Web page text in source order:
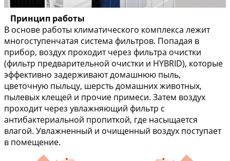
Принцип работы
В основе работы климатического комплекса лежит
многоступенчатая система фильтров. Попадая в
прибор, воздух проходит через фильтра очистки
(фильтр предварительной очистки и HYBRID), которые
эффективно задерживают домашнюю пыль,
цветочную пыльцу, шерсть домашних животных,
пылевых клещей и прочие примеси. Затем воздух
проходит через увлажняющий фильтр с
антибактериальной пропиткой, где насыщается
влагой. Увлажненный и очищенный воздух поступает
в помещение.